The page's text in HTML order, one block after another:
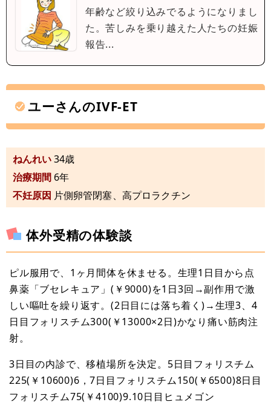
年齢など絞り込みでるようになりまし
た。苦しみを乗り越えた人たちの妊娠
報告...
ユーさんのIVF-ET
ねんれい34歳
治療期間 6年
不妊原因 片側卵管閉塞、高プロラクチン
体外受精の体験談
ピル服用で、1ヶ月間体を休ませる。生理1日目から点
鼻薬「ブセレキュア」(￥9000)を1日3回→副作用で激
しい嘔吐を繰り返す。(2日目には落ち着く)→生理3、4
日目フォリスチム300(￥13000×2日)かなり痛い筋肉注
射。
3日目の内診で、移植場所を決定。5日目フォリスチム
225(￥10600)6，7日目フォリスチム150(￥6500)8日目
フォリスチム75(￥4100)9.10日目ヒュメゴン